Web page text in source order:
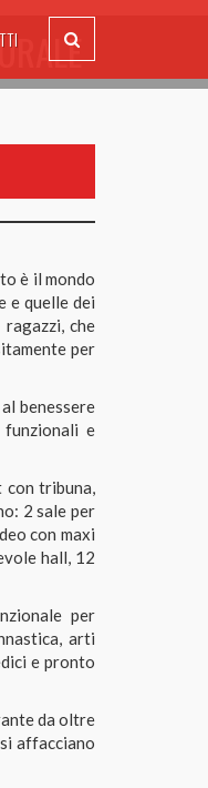
è il mondo
e quelle dei
che
per
benessere
e
con tribuna,
2 sale per
con maxi
hall, 12
per
arti
e pronto
da oltre
affacciano